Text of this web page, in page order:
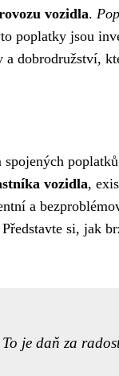
vozidla.
poplatky jsou
a dobrodružství,
vozidla,
a
si, jak
je daň za